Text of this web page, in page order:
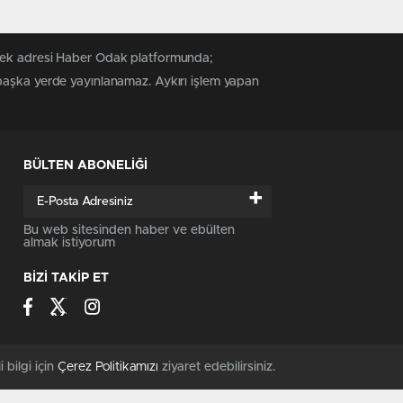
adresi Haber Odak platformunda;
yerde yayınlanamaz. Aykırı işlem yapan
BÜLTEN ABONELİĞİ
+
Bu web sitesinden haber ve ebülten
almak istiyorum
BİZİ TAKİP ET
bilgi için Çerez Politikamızı ziyaret edebilirsiniz.